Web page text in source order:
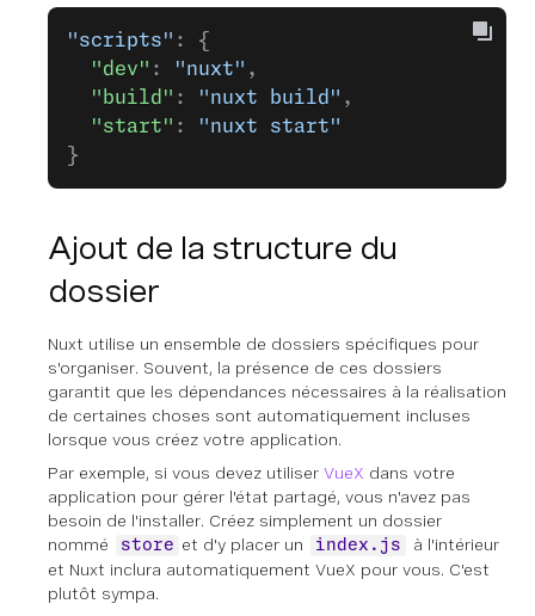
"scripts" : {
  "dev"
: "nuxt" ,
  "build"
: "nuxt build" ,
  "start"
:
"nuxt start"
}
Ajout de la structure du
dossier
Nuxt utilise un ensemble de dossiers spécifiques pour
s'organiser. Souvent, la présence de ces dossiers
garantit que les dépendances nécessaires à la réalisation
de certaines choses sont automatiquement incluses
lorsque vous créez votre application.
Par exemple, si vous devez utiliser VueX dans votre
application pour gérer l'état partagé, vous n'avez pas
besoin de l'installer. Créez simplement un dossier
nommé
store et d'y placer un index.js
à l'intérieur
et Nuxt inclura automatiquement VueX pour vous. C'est
plutôt sympa.